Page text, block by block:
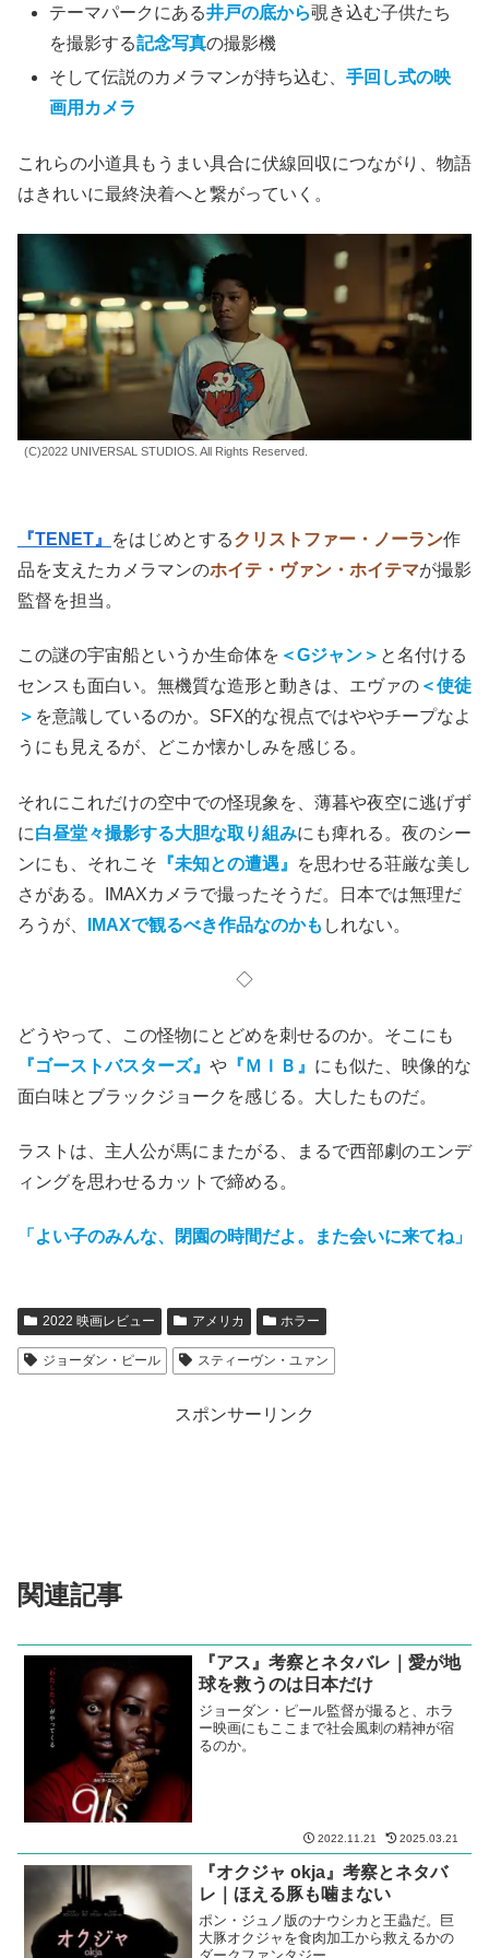
テーマパークにある井戸の底から覗き込む子供たち
を撮影する記念写真の撮影機
そして伝説のカメラマンが持ち込む、手回し式の映
画用カメラ
これらの小道具もうまい具合に伏線回収につながり、物語
はきれいに最終決着へと繋がっていく。
(C)2022 UNIVERSAL STUDIOS. All Rights Reserved.
『TENET』 をはじめとするクリストファー・ノーラン作
品を支えたカメラマンのホイテ・ヴァン・ホイテマが撮影
監督を担当。
この謎の宇宙船というか生命体を ＜Gジャン＞ と名付ける
センスも面白い。無機質な造形と動きは、エヴァの ＜使徒
＞ を意識しているのか。SFX的な視点ではややチープなよ
うにも見えるが、どこか懐かしみを感じる。
それにこれだけの空中での怪現象を、薄暮や夜空に逃げず
に白昼堂々撮影する大胆な取り組みにも痺れる。夜のシー
ンにも、それこそ 『未知との遭遇』
を思わせる荘厳な美し
さがある。IMAXカメラで撮ったそうだ。日本では無理だ
ろうが、
IMAXで観るべき作品なのかも しれない。
◇
どうやって、この怪物にとどめを刺せるのか。そこにも
『ゴーストバスターズ』 や 『ＭＩＢ』 にも似た、映像的な
面白味とブラックジョークを感じる。大したものだ。
ラストは、 主人公が馬にまたがる、
まるで西部劇のエンデ
ィングを思わせるカットで締める。
「よい子のみんな、閉園の時間だよ。また会いに来てね」
2022 映画レビュー アメリカ ホラー
ジョーダン・ピール スティーヴン・ユァン
スポンサーリンク
関連記事
『アス』考察とネタバレ｜愛が地
球を救うのは日本だけ
ジョーダン・ピール監督が撮ると、ホラ
ー映画にもここまで社会風刺の精神が宿
るのか。
2022.11.21 2025.03.21
『オクジャ okja』考察とネタバ
レ｜ほえる豚も噛まない
ポン・ジュノ版のナウシカと王蟲だ。巨
大豚オクジャを食肉加工から救えるかの